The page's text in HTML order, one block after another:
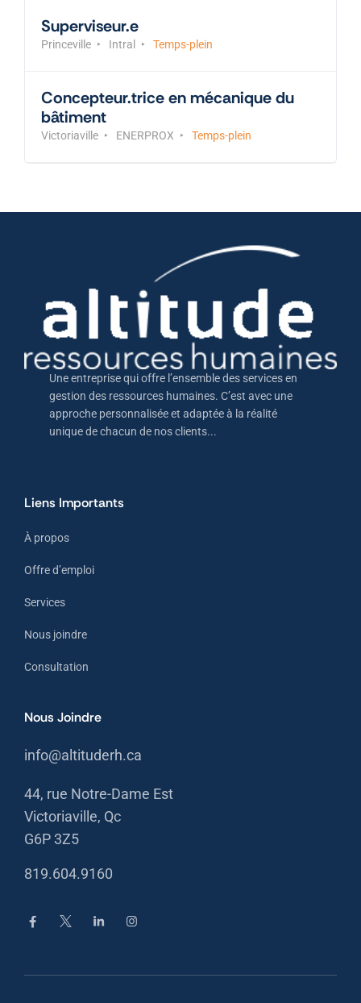
Superviseur.e
Princeville Intral Temps-plein
Concepteur.trice en mécanique du
bâtiment
Victoriaville ENERPROX Temps-plein
Une entreprise qui offre l’ensemble des services en
gestion des ressources humaines. C’est avec une
approche personnalisée et adaptée à la réalité
unique de chacun de nos clients...
Liens Importants
À propos
Offre d’emploi
Services
Nous joindre
Consultation
Nous Joindre
44, rue Notre-Dame Est
Victoriaville, Qc
G6P 3Z5
819.604.9160
info@altituderh.ca